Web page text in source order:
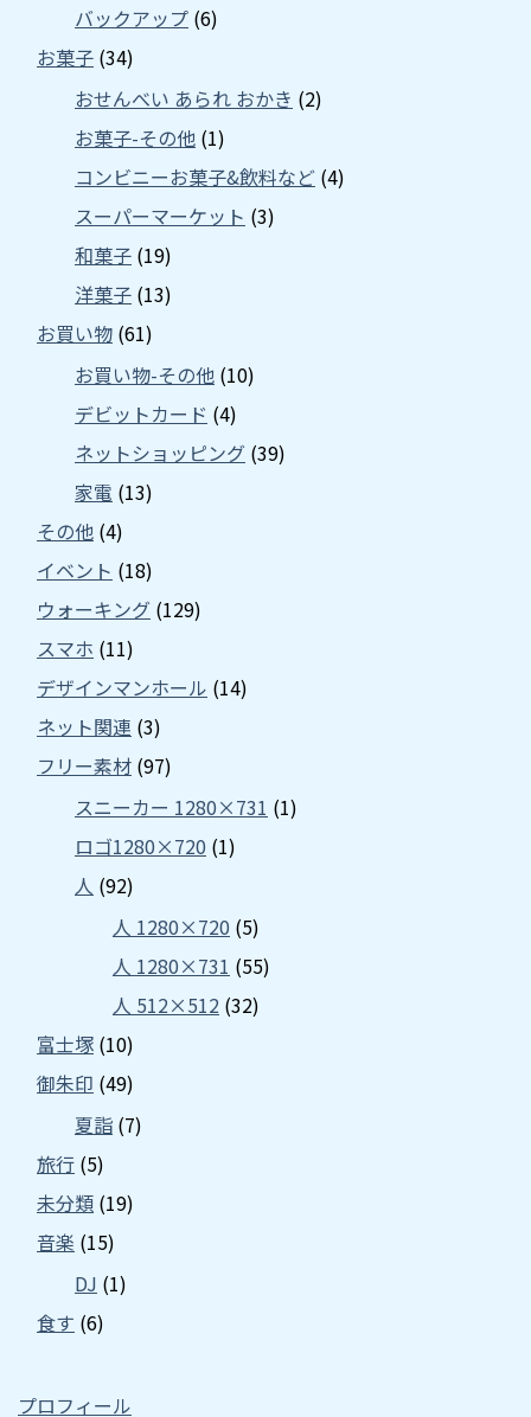
バックアップ (6)
お菓子 (34)
おせんべい あられ おかき (2)
お菓子-その他 (1)
コンビニーお菓子&飲料など (4)
スーパーマーケット (3)
和菓子 (19)
洋菓子 (13)
お買い物 (61)
お買い物-その他 (10)
デビットカード (4)
ネットショッピング (39)
家電 (13)
その他 (4)
イベント (18)
ウォーキング (129)
スマホ (11)
デザインマンホール (14)
ネット関連 (3)
フリー素材 (97)
スニーカー 1280×731 (1)
ロゴ1280×720 (1)
人 (92)
人 1280×720 (5)
人 1280×731 (55)
人 512×512 (32)
富士塚 (10)
御朱印 (49)
夏詣 (7)
旅行 (5)
未分類 (19)
音楽 (15)
DJ (1)
食す (6)
プロフィール